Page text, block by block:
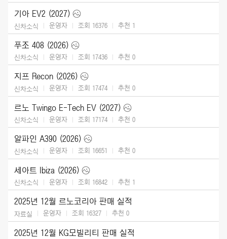
기아 EV2 (2027)
신차소식 운영자 조회 16376 추천 1
푸조 408 (2026)
신차소식 운영자 조회 17436 추천 0
지프 Recon (2026)
신차소식 운영자 조회 17474 추천 0
르노 Twingo E-Tech EV (2027)
신차소식 운영자 조회 17174 추천 0
알파인 A390 (2026)
신차소식 운영자 조회 16651 추천 0
세아트 Ibiza (2026)
신차소식 운영자 조회 16842 추천 1
2025년 12월 르노코리아 판매 실적
자료실 운영자 조회 16327 추천 0
2025년 12월 KG모빌리티 판매 실적